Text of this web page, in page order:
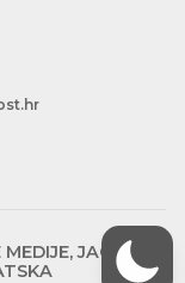
JAGIĆEVA